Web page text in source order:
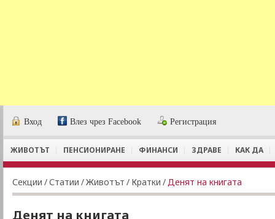
Вход Влез чрез Facebook Регистрация
ЖИВОТЪТ ПЕНСИОНИРАНЕ ФИНАНСИ ЗДРАВЕ КАК ДА
Секции /Статии /Животът / Кратки /Денят на книгата
Денят на книгата